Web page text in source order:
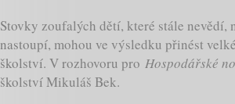
Stovky zoufalých dětí, které stále nevědí,
nastoupí, mohou ve výsledku přinést
školství. V rozhovoru pro Hospodářské
školství Mikuláš Bek.